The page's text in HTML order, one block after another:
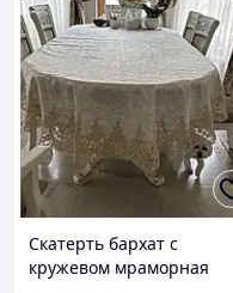
Скатерть бархат с
кружевом мраморная